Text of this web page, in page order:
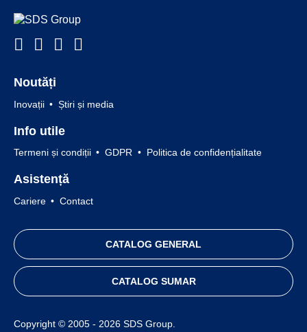
Noutăți
Inovații Știri și media
Info utile
Termeni și condiții GDPR Politica de confidențialitate
Asistență
Cariere Contact
CATALOG GENERAL
CATALOG SUMAR
Copyright © 2005 - 2026 SDS Group.